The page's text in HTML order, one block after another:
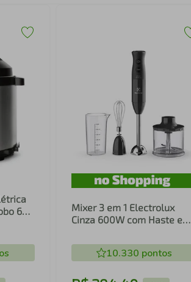
6L
Mixer 3 em 1 Electrolux
Cinza 600W com Haste em
(EIB20)
10.330 pontos